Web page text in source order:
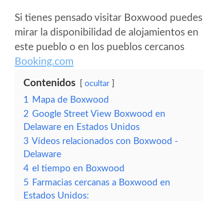
Si tienes pensado visitar Boxwood puedes
mirar la disponibilidad de alojamientos en
este pueblo o en los pueblos cercanos
Booking.com
Contenidos ocultar
1 Mapa de Boxwood
2 Google Street View Boxwood en
Delaware en Estados Unidos
3 Vídeos relacionados con Boxwood -
Delaware
4 el tiempo en Boxwood
5 Farmacias cercanas a Boxwood en
Estados Unidos: